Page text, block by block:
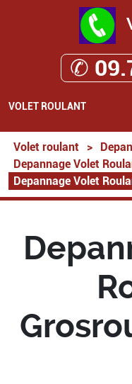
✆
VOLET ROULANT
Volet roulant >
Depannage Volet
Depannage Volet